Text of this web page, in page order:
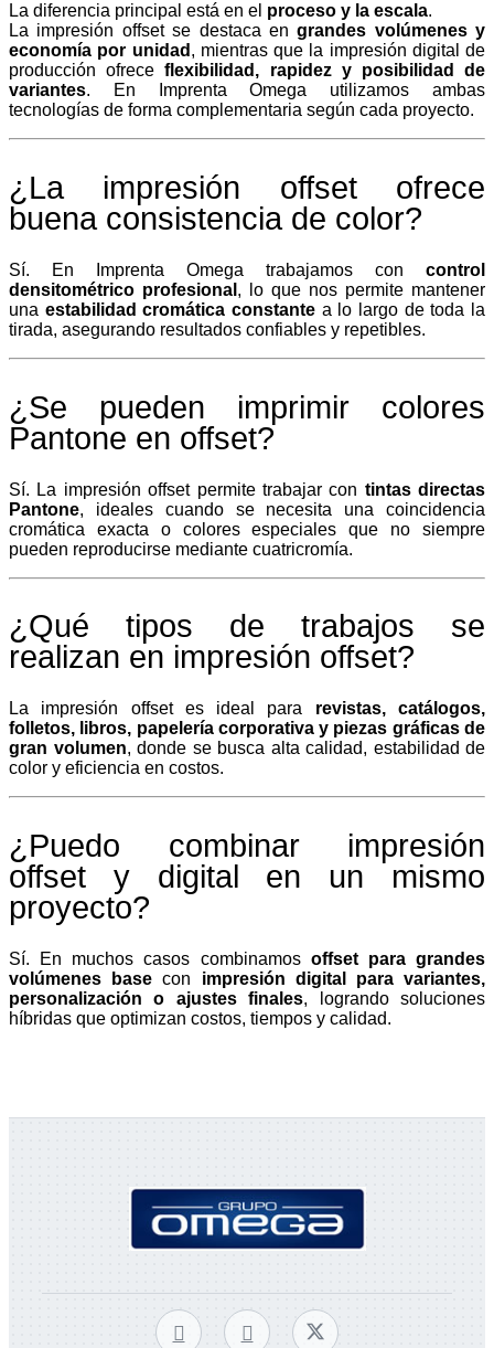
La diferencia principal está en el proceso y la escala.
La impresión offset se destaca engrandes volúmenes y
economía por unidad , mientras que la impresión digital de
producción ofreceflexibilidad, rapidez y posibilidad de
variantes. En Imprenta Omega utilizamos ambas
tecnologías de forma complementaria según cada proyecto.
¿La impresión offset ofrece
buena consistencia de color?
Sí. En Imprenta Omega trabajamos con control
densitométrico profesional , lo que nos permite mantener
una estabilidad cromática constante a lo largo de toda la
tirada, asegurando resultados confiables y repetibles.
¿Se pueden imprimir colores
Pantone en offset?
Sí. La impresión offset permite trabajar con tintas directas
Pantone, ideales cuando se necesita una coincidencia
cromática exacta o colores especiales que no siempre
pueden reproducirse mediante cuatricromía.
¿Qué tipos de trabajos se
realizan en impresión offset?
La impresión offset es ideal para revistas, catálogos,
folletos, libros, papelería corporativa y piezas gráficas de
gran volumen, donde se busca alta calidad, estabilidad de
color y eficiencia en costos.
¿Puedo combinar impresión
offset y digital en un mismo
proyecto?
Sí. En muchos casos combinamos offset para grandes
volúmenes base con impresión digital para variantes,
personalización o ajustes finales, logrando soluciones
híbridas que optimizan costos, tiempos y calidad.